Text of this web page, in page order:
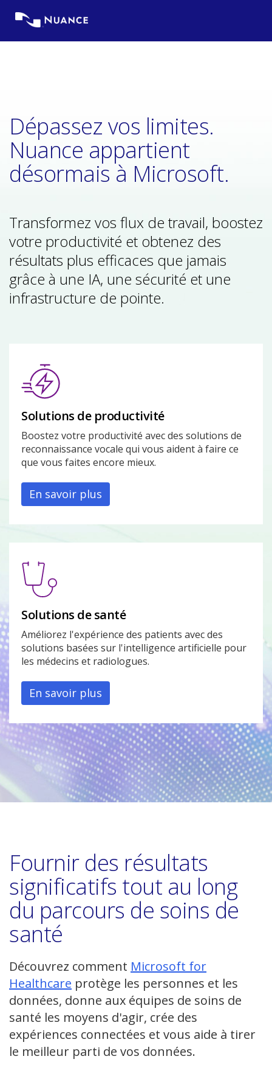
content
Dépassez vos limites.
Nuance appartient
désormais à Microsoft.
Transformez vos flux de travail, boostez
votre productivité et obtenez des
résultats plus efficaces que jamais
grâce à une IA, une sécurité et une
infrastructure de pointe.
Solutions de productivité
Boostez votre productivité avec des solutions de
reconnaissance vocale qui vous aident à faire ce
que vous faites encore mieux.
En savoir plus
Solutions de santé
Améliorez l'expérience des patients avec des
solutions basées sur l'intelligence artificielle pour
les médecins et radiologues.
En savoir plus
Fournir des résultats
significatifs tout au long
du parcours de soins de
santé
Découvrez comment Microsoft for
Healthcare (ouvre
une
nouvelle
fenêtre)
protège les personnes et les
données, donne aux équipes de soins de
santé les moyens d'agir, crée des
expériences connectées et vous aide à tirer
le meilleur parti de vos données.